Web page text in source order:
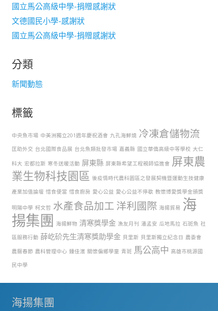
國立馬公高級中學-捐贈感謝狀
文德國民小學-感謝狀
國立馬公高級中學-捐贈感謝狀
分類
新聞動態
標籤
中央魚市場 中美洲獨立201週年慶祝酒會 九孔海鮮燒 冷凍倉儲物流
匡助外交 台北國際食品展 台北魚類批發市場 嘉義縣 國立華僑高級中等學校 大仁
科大 宏都拉斯 寒冬送暖活動 屏東縣 屏東縣希望工程親師協進會 屏東農
業生物科技園區 後疫情時代農科園區之發展契機暨運動生技健康
產業加值論壇 惜食便當 惜食廚房 愛心公益 愛心公益不停歇 教懷博愛獎學金頒獎
明陽中學 柯文哲 水產食品加工 洋利國際 海揚貿易 海
揚集團 海揚鮮物 清寒獎學金 漁友月刊 潘孟安 瓜地馬拉 石斑魚 社
區服務行動 薛屹砎先生清寒獎助學金 貝里斯 貝里斯獨立紀念日 農委會
農曆春節 農科管理中心 鍾佳濱 關懷偏鄉學童 青斑 馬公高中 高雄市桃源國
民中學
海揚集團